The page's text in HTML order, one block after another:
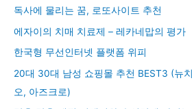
독사에 물리는 꿈, 로또사이트 추천
에자이의 치매 치료제 – 레카네맙의 평가
한국형 무선인터넷 플랫폼 위피
20대 30대 남성 쇼핑몰 추천 BEST3 (뉴
오, 아즈크로)